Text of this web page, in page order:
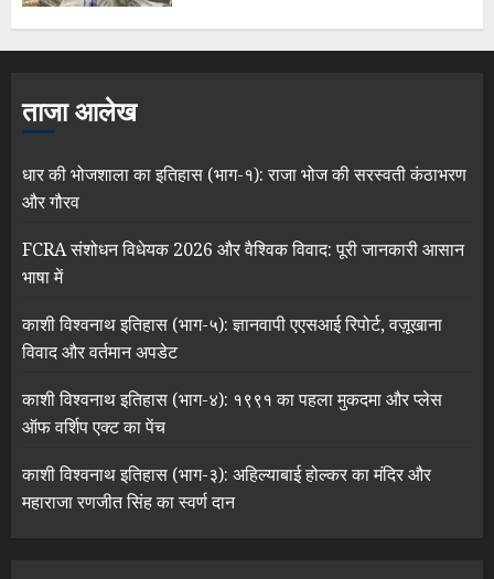
ताजा आलेख
धार की भोजशाला का इतिहास (भाग-१): राजा भोज की सरस्वती कंठाभरण
और गौरव
FCRA संशोधन विधेयक 2026 और वैश्विक विवाद: पूरी जानकारी आसान
भाषा में
काशी विश्वनाथ इतिहास (भाग-५): ज्ञानवापी एएसआई रिपोर्ट, वज़ूखाना
विवाद और वर्तमान अपडेट
काशी विश्वनाथ इतिहास (भाग-४): १९९१ का पहला मुकदमा और प्लेस
ऑफ वर्शिप एक्ट का पेंच
काशी विश्वनाथ इतिहास (भाग-३): अहिल्याबाई होल्कर का मंदिर और
महाराजा रणजीत सिंह का स्वर्ण दान